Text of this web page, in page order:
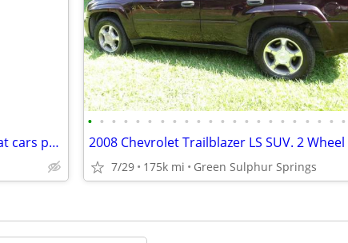
Toyota, Solara, and seven more great cars priced at $3000
• • • • • • • • • • • • • • • • • • • • • •
7/29 175k mi Green Sulphur Springs